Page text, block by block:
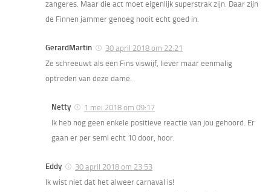
zangeres. Maar die act moet eigenlijk superstrak zijn. Daar zijn
de Finnen jammer genoeg nooit echt goed in.
GerardMartin
30 april 2018 om 22:21
Ze schreeuwt als een Fins viswijf, liever maar eenmalig
optreden van deze dame.
Netty
1 mei 2018 om 09:17
Ik heb nog geen enkele positieve reactie van jou gehoord. Er
gaan er per semi echt 10 door, hoor.
Eddy
30 april 2018 om 23:53
Ik wist niet dat het alweer carnaval is!